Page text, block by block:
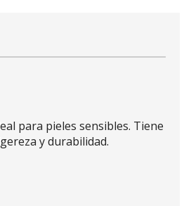
para pieles sensibles. Tiene
y durabilidad.